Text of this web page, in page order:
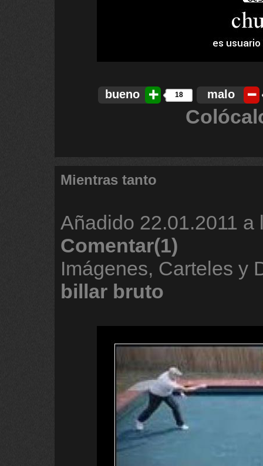
bueno 18 malo
Mientras tanto
Añadido 22.01.2011 a
Comentar(1)
Imágenes, Carteles y
billar bruto